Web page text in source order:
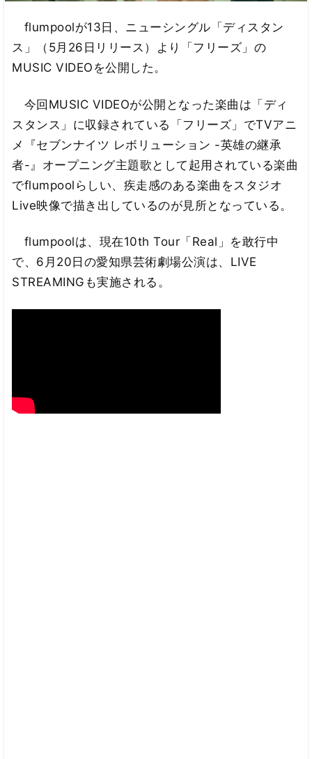
flumpoolが13日、ニューシングル「ディスタン
ス」（5月26日リリース）より「フリーズ」の
MUSIC VIDEOを公開した。
今回MUSIC VIDEOが公開となった楽曲は「ディ
スタンス」に収録されている「フリーズ」でTVアニ
メ『セブンナイツ レボリューション -英雄の継承
者-』オープニング主題歌として起用されている楽曲
でflumpoolらしい、疾走感のある楽曲をスタジオ
Live映像で描き出しているのが見所となっている。
flumpoolは、現在10th Tour「Real」を敢行中
で、6月20日の愛知県芸術劇場公演は、LIVE
STREAMINGも実施される。